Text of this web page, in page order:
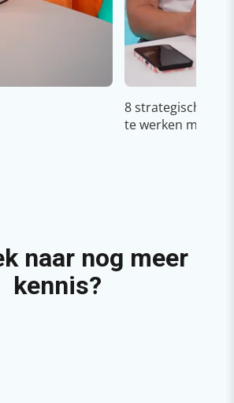
8 strategische
te werken met
naar nog meer
kennis?